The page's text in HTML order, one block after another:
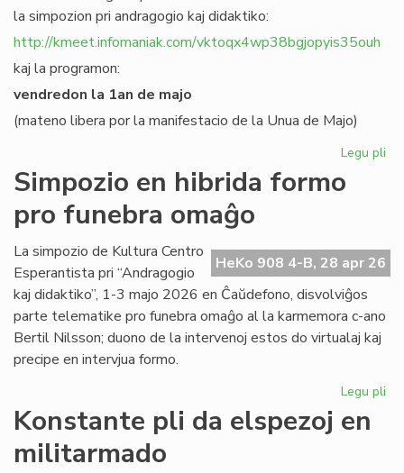
la simpozion pri andragogio kaj didaktiko:
http://kmeet.infomaniak.com/vktoqx4wp38bgjopyis35ouh
kaj la programon:
vendredon la 1an de majo
(mateno libera por la manifestacio de la Unua de Majo)
Legu pli
Simpozio en hibrida formo
pro funebra omaĝo
HeKo 908 4-B, 28 apr 26
La simpozio de Kultura Centro
Esperantista pri “Andragogio
kaj didaktiko”, 1-3 majo 2026 en Ĉaŭdefono, disvolviĝos
parte telematike pro funebra omaĝo al la karmemora c-ano
Bertil Nilsson; duono de la intervenoj estos do virtualaj kaj
precipe en intervjua formo.
Legu pli
Konstante pli da elspezoj en
militarmado